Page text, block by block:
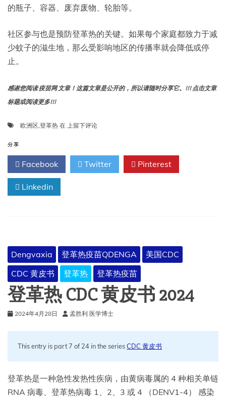
的瓶子、容器、废弃废物、轮胎等。
社区参与也是预防登革热的关键。如果每个家庭都致力于减
少蚊子的滋生地，那么受影响地区的传播率就会降低或停
止。
感谢您阅读 疫苗网 文章！这篇文章是公开的，所以请随时分享它。!!! 点击文章
标题或阅读更多!!!
欧洲区,登革热 在 登
是
对
区
域
构
成
威
胁？
上留下评论
分享
Facebook Twitter Pinterest
Linkedin
Dengvaxia 登革热疫苗QDENGA
美国CDC
CDC 黄皮书
登革热 登革热疫苗
登革热 CDC 黄皮书 2024
2024年4月28日 孟胜利 医学博士
This entry is part 7 of 24 in the seriesCDC 黄皮书
登革热是一种急性发热性疾病，由黄病毒属的 4 种相关单链
RNA 病毒、登革热病毒 1、2、3 或 4 （DENV1-4） 感染